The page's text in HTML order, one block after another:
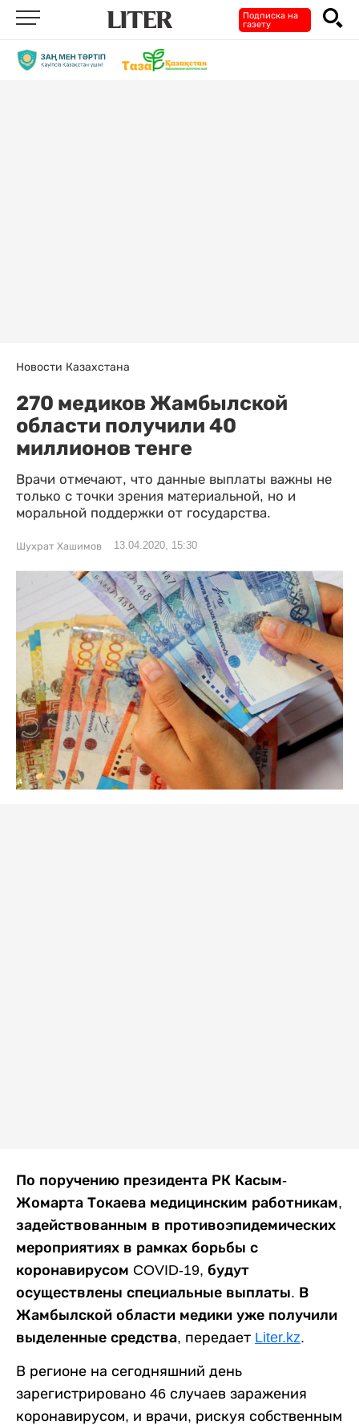
Подписка на
газету
Новости Казахстана
270 медиков Жамбылской
области получили 40
миллионов тенге
Врачи отмечают, что данные выплаты важны не
только с точки зрения материальной, но и
моральной поддержки от государства.
Шухрат Хашимов 13.04.2020, 15:30
По поручению президента РК Касым-
Жомарта Токаева медицинским работникам,
задействованным в противоэпидемических
мероприятиях в рамках борьбы с
коронавирусом COVID-19, будут
осуществлены специальные выплаты. В
Жамбылской области медики уже получили
выделенные средства, передает Liter.kz.
В регионе на сегодняшний день
зарегистрировано 46 случаев заражения
коронавирусом, и врачи, рискуя собственным